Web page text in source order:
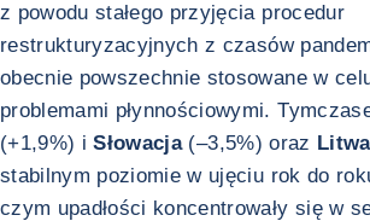
z powodu stałego przyjęcia procedur
restrukturyzacyjnych z czasów
obecnie powszechnie stosowane w
problemami płynnościowymi.
(+1,9%) iSłowacja(–3,5%) oraz Litwa
stabilnym poziomie w ujęciu rok do
czym upadłości koncentrowały się w